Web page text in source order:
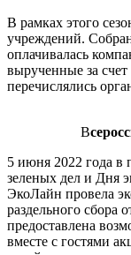
В рамках этого
учреждений.
оплачивалась
вырученные за счет
перечислялись
В
5 июня 2022 года в
зеленых дел и Дня
ЭкоЛайн провела
раздельного сбора
предоставлена
вместе с гостями